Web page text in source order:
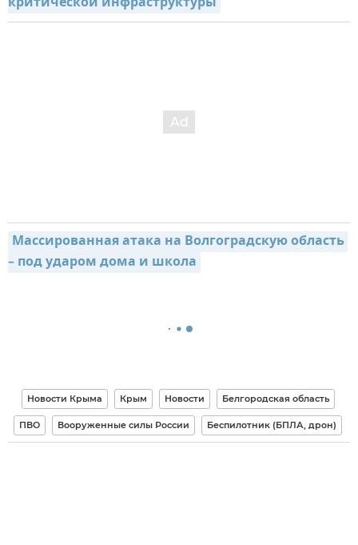
Массированная атака на Волгоградскую область
– под ударом дома и школа
Новости Крыма Крым Новости Белгородская область
ПВО Вооруженные силы России Беспилотник (БПЛА, дрон)